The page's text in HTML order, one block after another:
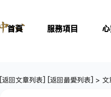
首頁 服務項目
[返回文章列表] [返回最愛列表] > 文